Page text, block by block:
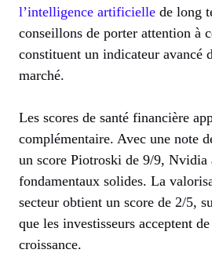
l’intelligence artificielle de long
conseillons de porter attention à
constituent un indicateur avancé
marché.
Les scores de santé financière
complémentaire. Avec une note
un score Piotroski de 9/9, Nvidia
fondamentaux solides. La
secteur obtient un score de 2/5,
que les investisseurs acceptent
croissance.